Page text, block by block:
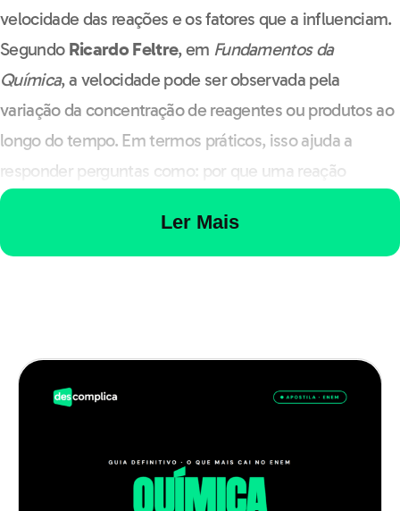
velocidade das reações e os fatores que a influenciam.
Segundo Ricardo Feltre, em Fundamentos da
Química, a velocidade pode ser observada pela
variação da concentração de reagentes ou produtos ao
longo do tempo. Em termos práticos, isso ajuda a
responder perguntas como: por que uma reação
acontece mais rápido em temperatura alta? Por que um
catalisador acelera o processo sem ser consumido?
interpretação de situação: um alimento estraga mais
rápido fora da geladeira, um catalisador reduz o gasto
Tudo isso é cinética na vida real.
Ler Mais